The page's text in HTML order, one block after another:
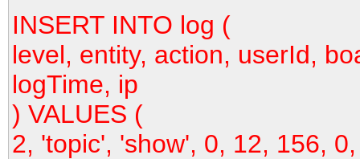
INSERT INTO log (
level, entity, action, userId,
logTime, ip
) VALUES (
2, 'topic', 'show', 0, 12, 156,